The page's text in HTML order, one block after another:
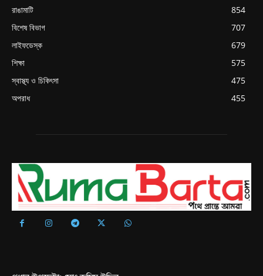
রাঙামাটি
854
বিশেষ বিভাগ
707
লাইফডেস্ক
679
শিক্ষা
575
স্বাস্থ্য ও চিকিৎসা
475
অপরাধ
455